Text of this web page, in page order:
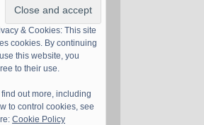
& Cookies: This site
cookies. By continuing
this website, you
to their use.
find out more, including
to control cookies, see
Cookie Policy